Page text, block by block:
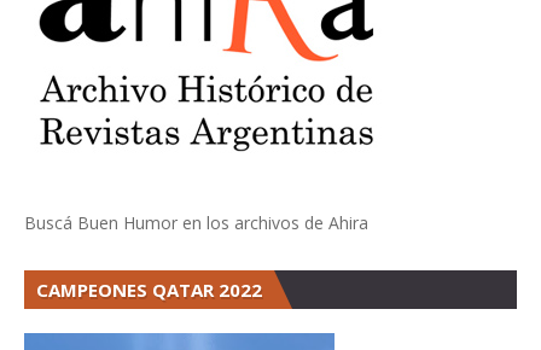
Buscá Buen Humor en los archivos de Ahira
CAMPEONES QATAR 2022